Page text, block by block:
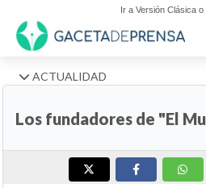
Ir a Versión Clásica
ACTUALIDAD
Los fundadores de "El